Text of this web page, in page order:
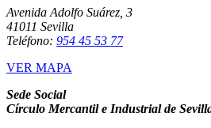
Avenida Adolfo Suárez, 3
41011 Sevilla
Teléfono: 954 45 53 77
VER MAPA
Sede Social
Círculo Mercantil e Industrial de